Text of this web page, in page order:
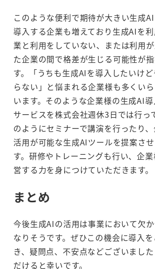
このような便利で期待が大きい生成
導入する企業も増えており生成AIを
業と利用をしていない、または利用
た企業の間で格差が生じる可能性が
す。「うちも生成AIを導入したいけ
らない」と悩まれる企業様も多くい
います。そのような企業様の生成AI
サービスを株式会社週休3日では行っ
のようにセミナーで講演を行ったり
活用が可能な生成AIツールを提案さ
す。研修やトレーニングも行い、企
営する力を身につけていただきます。
まとめ
今後生成AIの活用は事業において欠
なりそうです。ぜひこの機会に導入
き、疑問点、不安点などございまし
だけると幸いです。